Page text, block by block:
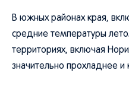
В южных районах края,
средние температуры
территориях, включая
значительно прохладнее и